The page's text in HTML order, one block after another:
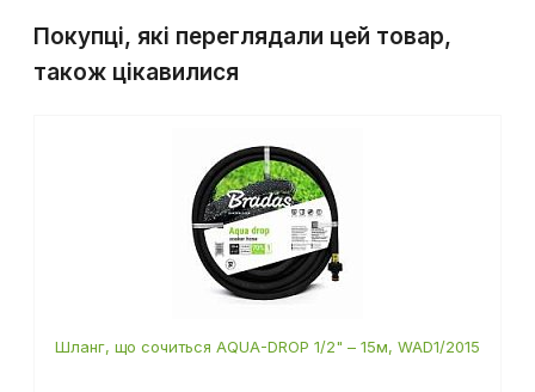
Покупці, які переглядали цей товар,
також цікавилися
Шланг, що сочиться AQUA-DROP 1/2" – 15м, WAD1/2015